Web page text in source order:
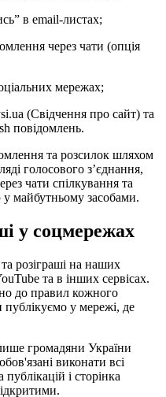
в email-листах;
через чати (опція
мережах;
(Свідчення про сайт) та
повідомлень.
та розсилок шляхом
голосового з’єднання,
чати спілкування та
майбутньому засобами.
у соцмережах
розіграші на наших
та в інших сервісах.
до правил кожного
публікуємо у мережі, де
громадяни України
виконати всі
і сторінка